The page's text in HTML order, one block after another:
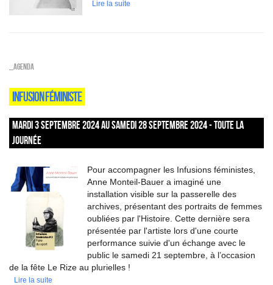
Lire la suite
_Agenda
INFUSION FÉMINISTE
MARDI 3 SEPTEMBRE 2024 AU SAMEDI 28 SEPTEMBRE 2024 - TOUTE LA
JOURNÉE
Pour accompagner les Infusions féministes,
Anne Monteil-Bauer a imaginé une
installation visible sur la passerelle des
archives, présentant des portraits de femmes
oubliées par l'Histoire. Cette dernière sera
présentée par l'artiste lors d'une courte
performance suivie d'un échange avec le
public le samedi 21 septembre, à l’occasion
de la fête Le Rize au plurielles !
Lire la suite